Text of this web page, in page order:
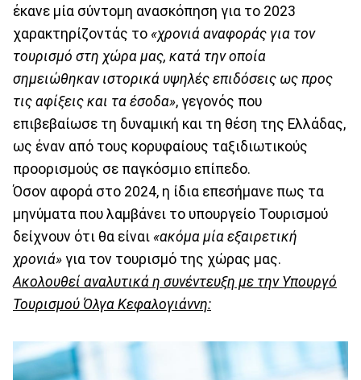
έκανε μία σύντομη ανασκόπηση για το 2023
χαρακτηρίζοντάς το «χρονιά αναφοράς για τον
τουρισμό στη χώρα μας, κατά την οποία
σημειώθηκαν ιστορικά υψηλές επιδόσεις ως προς
τις αφίξεις και τα έσοδα», γεγονός που
επιβεβαίωσε τη δυναμική και τη θέση της Ελλάδας,
ως έναν από τους κορυφαίους ταξιδιωτικούς
προορισμούς σε παγκόσμιο επίπεδο.
Όσον αφορά στο 2024, η ίδια επεσήμανε πως τα
μηνύματα που λαμβάνει το υπουργείο Τουρισμού
δείχνουν ότι θα είναι «ακόμα μία εξαιρετική
χρονιά» για τον τουρισμό της χώρας μας.
Ακολουθεί αναλυτικά η συνέντευξη με την Υπουργό
Τουρισμού Όλγα Κεφαλογιάννη: